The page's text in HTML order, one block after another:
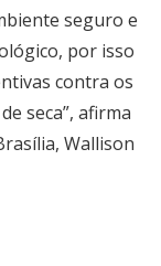
seguro e
por isso
contra os
seca”, afirma
Wallison